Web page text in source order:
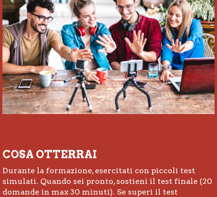
COSA OTTERRAI
Durante la formazione, esercitati con piccoli test
simulati. Quando sei pronto, sostieni il test finale (20
domande in max 30 minuti). Se superi il test